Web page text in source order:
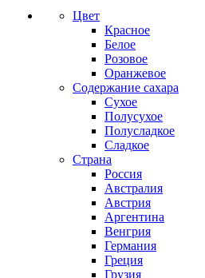
Цвет
Красное
Белое
Розовое
Оранжевое
Содержание сахара
Сухое
Полусухое
Полусладкое
Сладкое
Страна
Россия
Австралия
Австрия
Аргентина
Венгрия
Германия
Греция
Грузия